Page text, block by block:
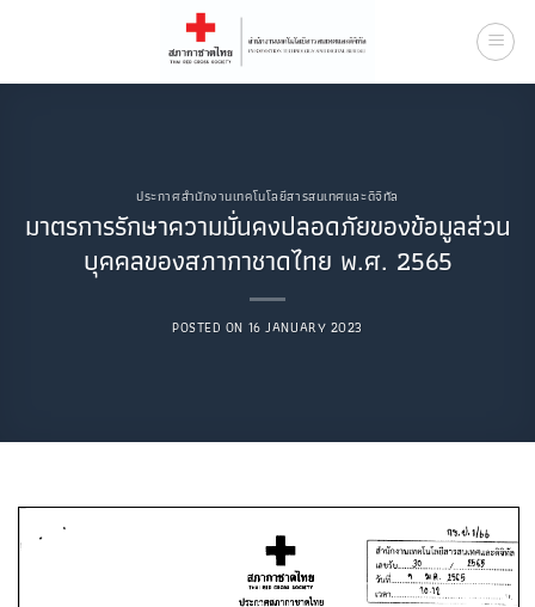
ประกาศสำนักงานเทคโนโลยีสารสนเทศและดิจิทัล
มาตรการรักษาความมั่นคงปลอดภัยของข้อมูลส่วน
บุคคลของสภากาชาดไทย พ.ศ. 2565
POSTED ON 16 JANUARY 2023